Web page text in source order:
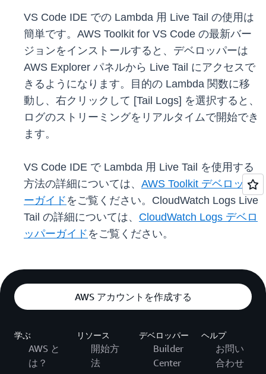
VS Code IDE での Lambda 用 Live Tail の使用は
簡単です。AWS Toolkit for VS Code の最新バー
ジョンをインストールすると、デベロッパーは
AWS Explorer パネルから Live Tail にアクセスで
きるようになります。目的の Lambda 関数に移
動し、右クリックして [Tail Logs] を選択すると、
ログのストリーミングをリアルタイムで開始でき
ます。
VS Code IDE で Lambda 用 Live Tail を使用する
方法の詳細については、 AWS Toolkit デベロッパ
ーガイド をご覧ください。CloudWatch Logs Live
Tail の詳細については、 CloudWatch Logs デベロ
ッパーガイド をご覧ください。
AWS アカウントを作成する
学ぶ
AWS と
は？
リソース
開始方
法
デベロッパー
Builder
Center
ヘルプ
お問い
合わせ